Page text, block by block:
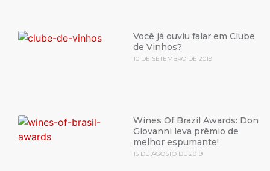
Você já ouviu falar em Clube
de Vinhos?
10 DE SETEMBRO DE 2019
Wines Of Brazil Awards: Don
Giovanni leva prêmio de
melhor espumante!
15 DE AGOSTO DE 2019